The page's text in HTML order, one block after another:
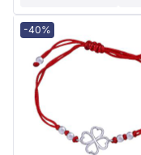
-40%